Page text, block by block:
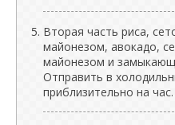
Вторая часть риса,
майонезом, авокадо,
майонезом и
Отправить в
приблизительно на час.